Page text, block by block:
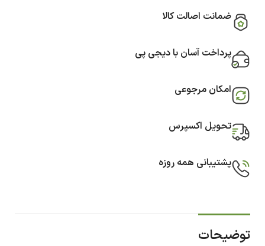
ضمانت اصالت کالا
پرداخت آسان با دیجی پی
امکان مرجوعی
تحویل اکسپرس
پشتیبانی همه روزه
توضیحات